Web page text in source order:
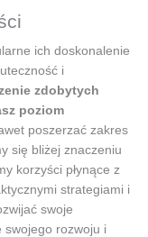
ich doskonalenie
i
zdobytych
poziom
poszerzać zakres
się bliżej znaczeniu
korzyści płynące z
strategiami i
swoje
swojego rozwoju i